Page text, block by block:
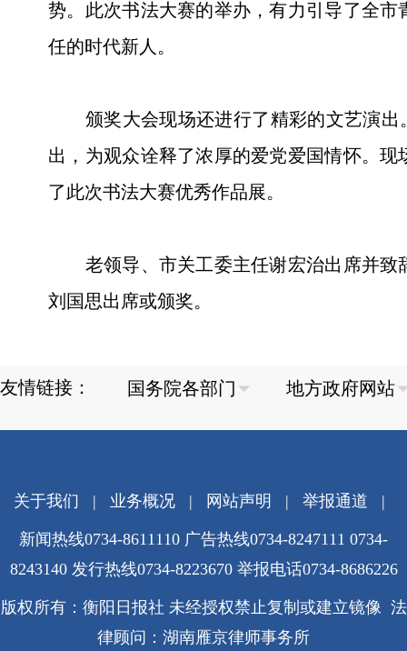
势。此次书法大赛的举办，有力引导了全
任的时代新人。
颁奖大会现场还进行了精彩的文艺演出
出，为观众诠释了浓厚的爱党爱国情怀。
了此次书法大赛优秀作品展。
老领导、市关工委主任谢宏治出席并致
刘国思出席或颁奖。
友情链接：
关于我们 | 业务概况| 网站声明 | 举报通道 |
新闻热线0734-8611110 广告热线0734-8247111 0734-
8243140 发行热线0734-8223670 举报电话0734-8686226
版权所有：衡阳日报社 未经授权禁止复制或建立镜像 法
律顾问：湖南雁京律师事务所